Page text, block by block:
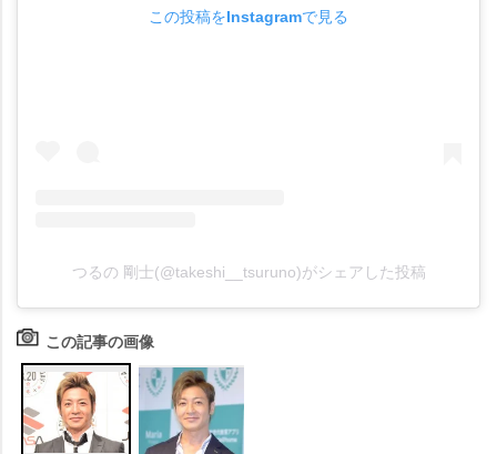
この投稿をInstagramで見る
つるの 剛士(@takeshi__tsuruno)がシェアした投稿
この記事の画像